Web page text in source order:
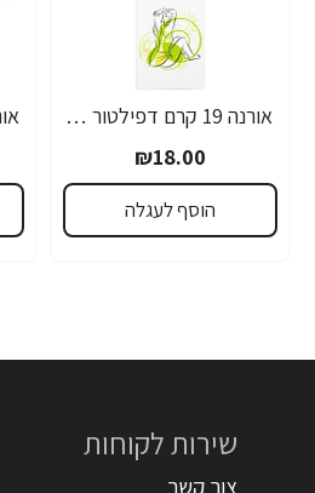
אורנה 19 קרם דפילטור לעור רגיש 80 גרם
₪18.00
הוסף לעגלה
שירות לקוחות
צור קשר